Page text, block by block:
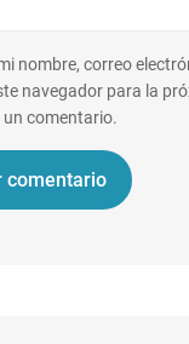
nombre, correo
navegador para la
comentario.